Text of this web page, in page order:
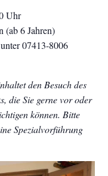
Uhr
(ab 6 Jahren)
07413-8006
den Besuch des
die Sie gerne vor oder
können. Bitte
Spezialvorführung